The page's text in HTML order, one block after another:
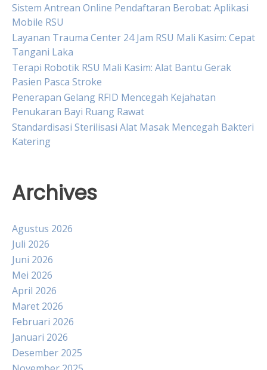
Sistem Antrean Online Pendaftaran Berobat: Aplikasi
Mobile RSU
Layanan Trauma Center 24 Jam RSU Mali Kasim: Cepat
Tangani Laka
Terapi Robotik RSU Mali Kasim: Alat Bantu Gerak
Pasien Pasca Stroke
Penerapan Gelang RFID Mencegah Kejahatan
Penukaran Bayi Ruang Rawat
Standardisasi Sterilisasi Alat Masak Mencegah Bakteri
Katering
Archives
Agustus 2026
Juli 2026
Juni 2026
Mei 2026
April 2026
Maret 2026
Februari 2026
Januari 2026
Desember 2025